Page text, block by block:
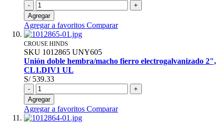
-
+
Agregar
Agregar a favoritos Comparar
CROUSE HINDS
SKU 1012865 UNY605
Unión doble hembra/macho fierro electrogalvanizado 2",
CL1.DIV1 UL
S/ 539.33
-
+
Agregar
Agregar a favoritos Comparar